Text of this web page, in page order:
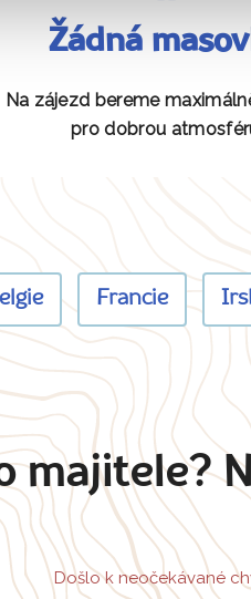
Žádná
Na zájezd bereme
pro dobrou
Francie
majitele?
Došlo k neočekávané